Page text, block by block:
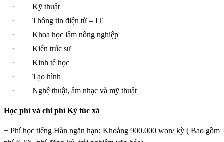
·
Kỹ thuật
·
Thông tin điện tử – IT
·
Khoa học lâm nông nghiệp
·
Kiến trúc sư
·
Kinh tế học
·
Tạo hình
·
Nghệ thuật, âm nhạc và mỹ thuật
Học phí và chi phí Ký túc xá
+ Phí học tiếng Hàn ngắn hạn: Khoảng 900.000 won/ kỳ ( Bao gồm